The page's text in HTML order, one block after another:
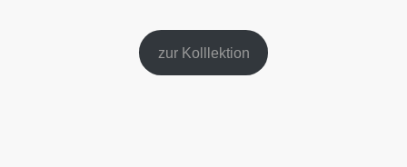
zur Kolllektion